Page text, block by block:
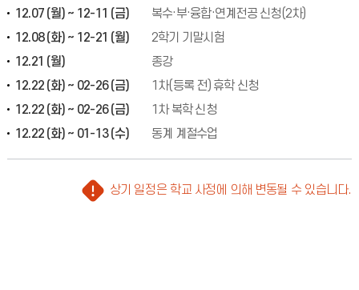
12.07 (월) ~ 12-11 (금)
복수·부·융합·연계전공 신청(2차)
12.08 (화) ~ 12-21 (월)
2학기 기말시험
12.21 (월)
종강
12.22 (화) ~ 02-26 (금)
1차(등록 전) 휴학 신청
12.22 (화) ~ 02-26 (금)
1차 복학 신청
12.22 (화) ~ 01-13 (수)
동계 계절수업
상기 일정은 학교 사정에 의해 변동될 수 있습니다.